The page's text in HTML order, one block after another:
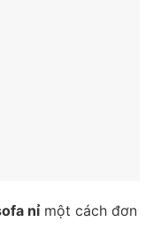
nỉmột cách đơn